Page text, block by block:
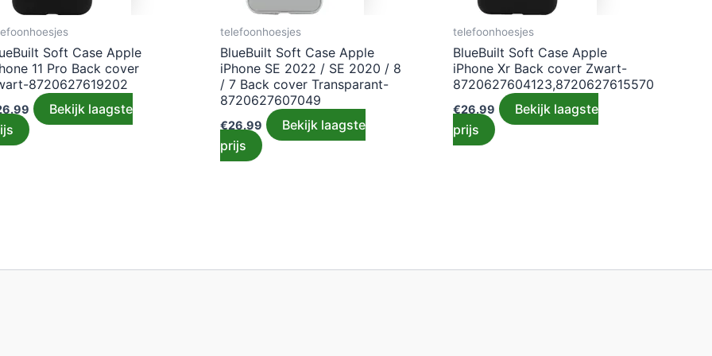
Soft Case Apple
11 Pro Back cover
8720627619202
Bekijk laagste
telefoonhoesjes
BlueBuilt Soft Case Apple
iPhone SE 2022 / SE 2020 / 8
/ 7 Back cover Transparant-
8720627607049
€26.99
Bekijk laagste
prijs
telefoonhoesjes
BlueBuilt Soft Case Apple
iPhone Xr Back cover Zwart-
8720627604123,8720627615570
€26.99
Bekijk laagste
prijs